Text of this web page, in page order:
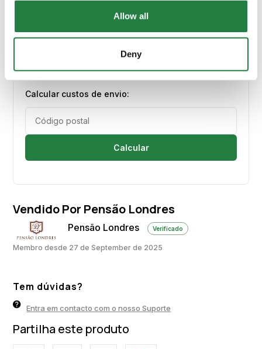
Allow all
Deny
Envio e Entrega
Calcular custos de envio:
Calcular
Vendido Por Pensão Londres
Pensão Londres Verificado
Membro desde 27 de September de 2025
Tem dúvidas?
Entra em contacto com o nosso Suporte
Partilha este produto